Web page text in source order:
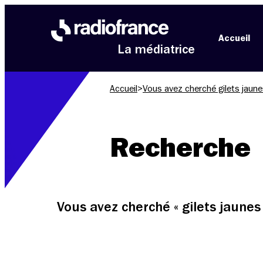
La médiatrice
Accueil
Accueil >Vous avez cherché gilets
Recherche
Vous avez cherché « gilets jaunes